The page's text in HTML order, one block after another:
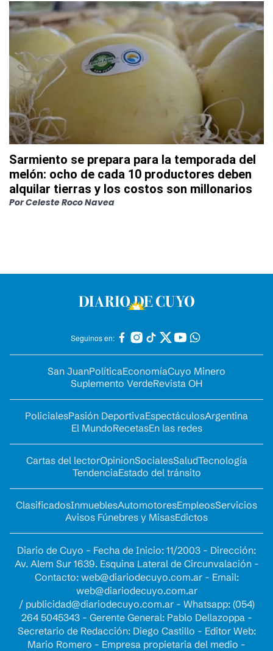
Sarmiento se prepara para la temporada del
melón: ocho de cada 10 productores deben
alquilar tierras y los costos son millonarios
PorCeleste Roco Navea
Seguinos en:
San JuanPolíticaEconomíaCuyo Minero
Suplemento VerdeRevista OH
PolicialesPasión DeportivaEspectáculosArgentina
El MundoRecetasEn las redes
Cartas del lectorOpinionSocialesSaludTecnología
TendenciaEstado del tránsito
ClasificadosInmueblesAutomotoresEmpleosServicios
Avisos Fúnebres y MisasEdictos
Diario de Cuyo - Fecha de Inicio: 11/2003 - Dirección:
Av. Alem Sur 1639. Esquina Lateral de Circunvalación -
Contacto: web@diariodecuyo.com.ar- Email:
web@diariodecuyo.com.ar
/ publicidad@diariodecuyo.com.ar- Whatsapp: (054)
264 5045343 - Gerente General: Pablo Dellazoppa -
Secretario de Redacción: Diego Castillo - Editor Web:
Mario Romero - Empresa propietaria del medio -